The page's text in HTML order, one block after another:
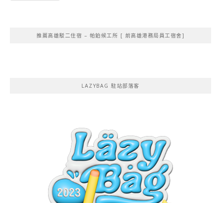
推薦高雄駁二住宿 – 帕鉑候工所 [ 前高雄港務局員工宿舍]
LAZYBAG 駐站部落客